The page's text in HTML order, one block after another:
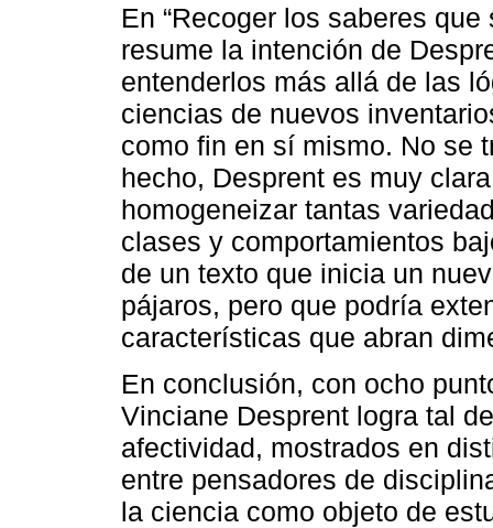
En “Recoger los saberes
resume la intención de
entenderlos más allá de las
ciencias de nuevos
como fin en sí mismo. No se
hecho, Desprent es muy
homogeneizar tantas
clases y comportamientos
de un texto que inicia un
pájaros, pero que podría
características que abran
En conclusión, con ocho
Vinciane Desprent logra tal
afectividad, mostrados en
entre pensadores de
la ciencia como objeto de